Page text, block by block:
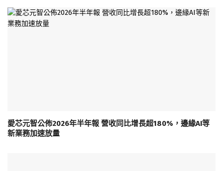
愛芯元智公佈2026年半年報 營收同比增長超180%，邊緣AI等
新業務加速放量